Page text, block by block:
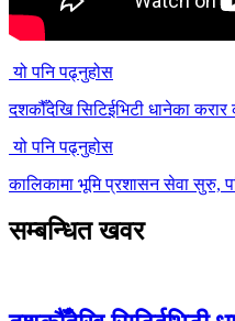
यो पनि पढ्नुहोस
दशकौँदेखि सिटिईभिटी धानेका करार
यो पनि पढ्नुहोस
कालिकामा भूमि प्रशासन सेवा सुरु,
सम्बन्धित खवर